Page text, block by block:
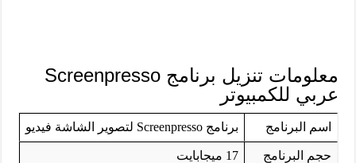
معلومات تنزيل برنامج Screenpresso
عربي للكمبيوتر
اسم البرنامج برنامج Screenpresso لتصوير الشاشة فيديو
حجم البرنامج 17 ميجابايت